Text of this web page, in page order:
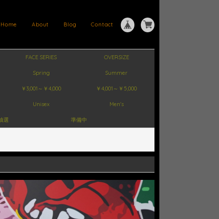
Contact
Blog
About
Home
FACE SERIES OVERSIZE
Spring Summer
￥3,001～￥4,000 ￥4,001～￥5,000
Unisex Men's
選 準備中